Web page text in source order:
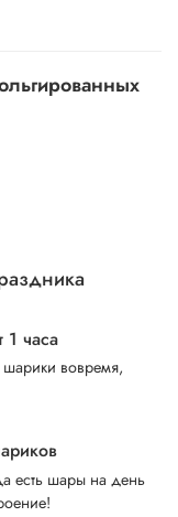
1 часа
вовремя,
есть шары на день